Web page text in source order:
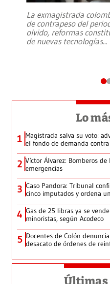
La exmagistrada
de contrapeso del
olvido, reformas
de nuevas tecnologías...
Lo
1 Magistrada salva su voto:
el fondo de demanda
2 Víctor Álvarez: Bomberos
emergencias
3 Caso Pandora: Tribunal
cinco imputados y ordena
4 Gas de 25 libras ya se
minoristas, según Acodeco
5 Docentes de Colón
desacato de órdenes de